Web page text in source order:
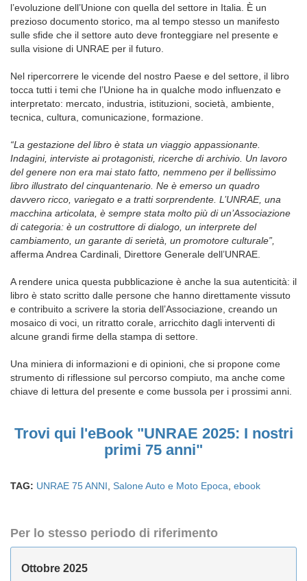
l’evoluzione dell’Unione con quella del settore in Italia. È un
prezioso documento storico, ma al tempo stesso un manifesto
sulle sfide che il settore auto deve fronteggiare nel presente e
sulla visione di UNRAE per il futuro.
Nel ripercorrere le vicende del nostro Paese e del settore, il libro
tocca tutti i temi che l’Unione ha in qualche modo influenzato e
interpretato: mercato, industria, istituzioni, società, ambiente,
tecnica, cultura, comunicazione, formazione.
“La gestazione del libro è stata un viaggio appassionante.
Indagini, interviste ai protagonisti, ricerche di archivio. Un lavoro
del genere non era mai stato fatto, nemmeno per il bellissimo
libro illustrato del cinquantenario. Ne è emerso un quadro
davvero ricco, variegato e a tratti sorprendente. L’UNRAE, una
macchina articolata, è sempre stata molto più di un’Associazione
di categoria: è un costruttore di dialogo, un interprete del
cambiamento, un garante di serietà, un promotore culturale”,
afferma Andrea Cardinali, Direttore Generale dell’UNRAE.
A rendere unica questa pubblicazione è anche la sua autenticità: il
libro è stato scritto dalle persone che hanno direttamente vissuto
e contribuito a scrivere la storia dell’Associazione, creando un
mosaico di voci, un ritratto corale, arricchito dagli interventi di
alcune grandi firme della stampa di settore.
Una miniera di informazioni e di opinioni, che si propone come
strumento di riflessione sul percorso compiuto, ma anche come
chiave di lettura del presente e come bussola per i prossimi anni.
Trovi qui l'eBook "UNRAE 2025: I nostri
primi 75 anni"
TAG: UNRAE 75 ANNI Salone Auto e Moto Epoca ebook
Per lo stesso periodo di riferimento
Ottobre 2025